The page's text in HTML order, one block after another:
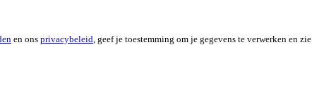
en ons privacybeleid , geef je toestemming om je gegevens te verwerken en